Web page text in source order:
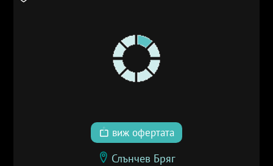
виж офертата
Слънчев Бряг